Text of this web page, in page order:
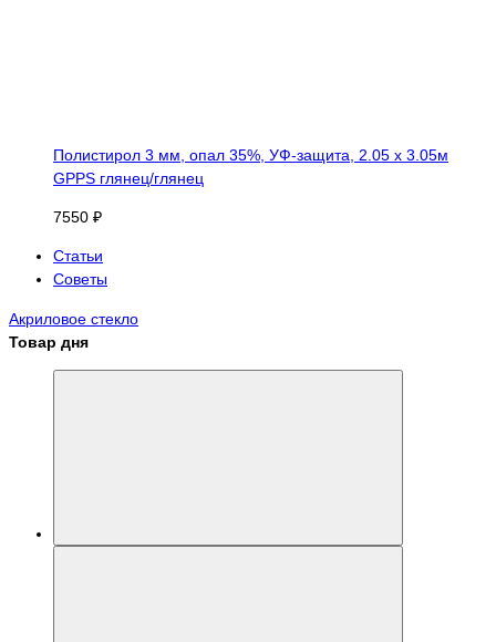
Полистирол 3 мм, опал 35%, УФ-защита, 2.05 х 3.05м
GPPS глянец/глянец
7550 ₽
Статьи
Советы
Акриловое стекло
Товар дня